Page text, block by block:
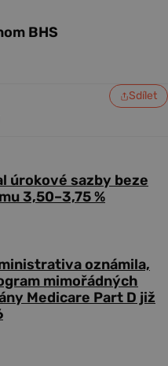
BHS
Sdílet
úrokové sazby beze
3,50–3,75 %
oznámila,
mimořádných
Medicare Part D již